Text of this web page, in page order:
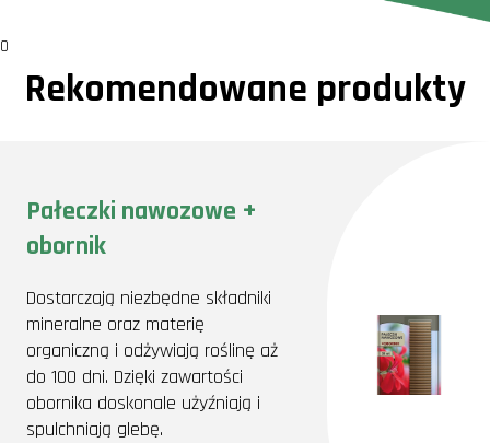
0
Rekomendowane produkty
Pałeczki nawozowe +
obornik
Dostarczają niezbędne składniki
mineralne oraz materię
organiczną i odżywiają roślinę aż
do 100 dni. Dzięki zawartości
obornika doskonale użyźniają i
spulchniają glebę.